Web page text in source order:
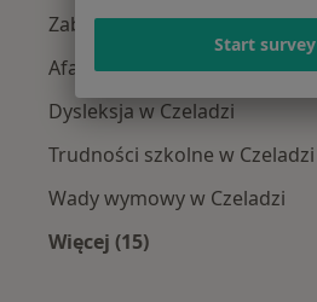
Zaburzenia mowy w Czeladzi
Afazja w Czeladzi
Dysleksja w Czeladzi
Trudności szkolne w Czeladzi
Wady wymowy w Czeladzi
Więcej (15)
Start survey